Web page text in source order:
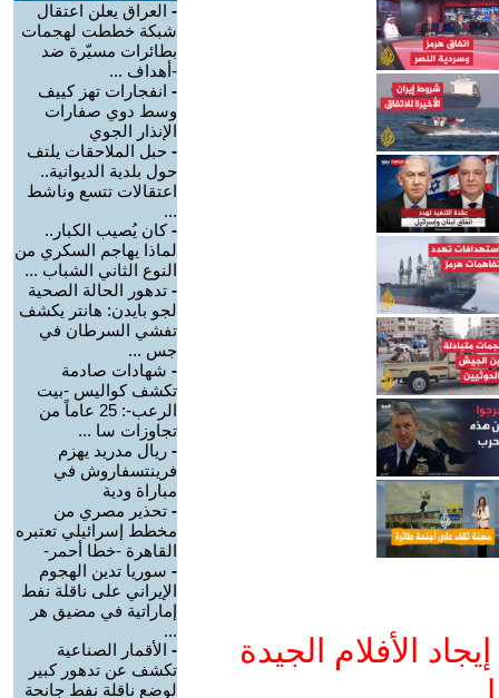
الأفلام الجيدة
- العراق يعلن اعتقال
شبكة خططت لهجمات
بطائرات مسيّرة ضد
-أهداف ...
- انفجارات تهز كييف
وسط دوي صفارات
الإنذار الجوي
- حبل الملاحقات يلتف
حول بلدية الديوانية..
اعتقالات تتسع وناشط
...
-كان يُصيب الكبار..
لماذا يهاجم السكري من
النوع الثاني الشباب ...
- تدهور الحالة الصحية
لجو بايدن: هانتر يكشف
تفشي السرطان في
جس ...
- شهادات صادمة
تكشف كواليس -بيت
الرعب-: 25 عاماً من
تجاوزات سا ...
- ريال مدريد يهزم
فرينتسفاروش في
مباراة ودية
- تحذير مصري من
مخطط إسرائيلي تعتبره
القاهرة -خطا أحمر-
- سوريا تدين الهجوم
الإيراني على ناقلة نفط
إماراتية في مضيق هر
...
- الأقمار الصناعية
تكشف عن تدهور كبير
لوضع ناقلة نفط جانحة